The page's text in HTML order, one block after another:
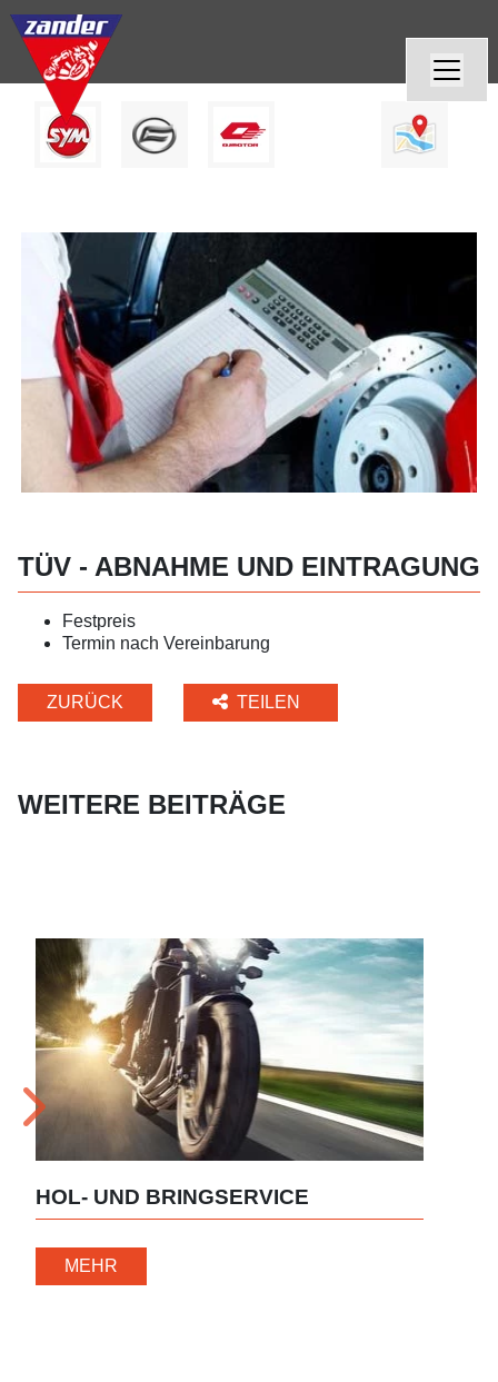
TÜV - ABNAHME UND EINTRAGUNG
Festpreis
Termin nach Vereinbarung
ZURÜCK TEILEN
WEITERE BEITRÄGE
HOL- UND BRINGSERVICE
MEHR